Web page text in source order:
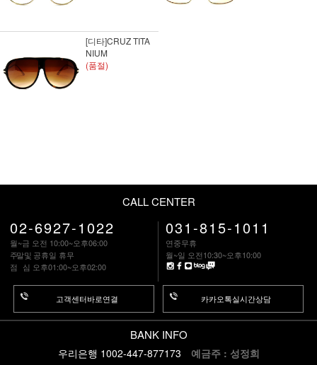
[디타]CRUZ TITA
NIUM
(품절)
CALL CENTER
02-6927-1022
월~금 오전 10:00~오후06:00
주말및 공휴일 휴무
점 심 오후01:00~오후02:00
고객센터바로연결
031-815-1011
연중무휴
월~일 오전10:30~오후10:00
카카오톡실시간상담
BANK INFO
우리은행 1002-447-877173 예금주 : 성정희